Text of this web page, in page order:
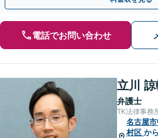
電話でお問い合わせ
立川
弁護士
TK法律事務
名古屋市
村区 か